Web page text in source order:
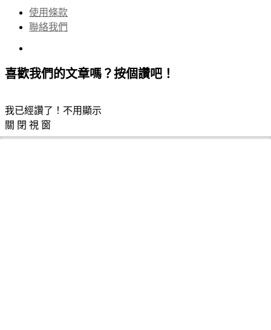
使用條款
聯絡我們
喜歡我們的文章嗎？按個讚吧！
我已經讚了！不用顯示
關 閉 視 窗